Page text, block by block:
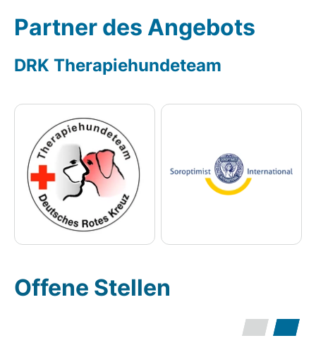
Partner des Angebots
DRK Therapiehundeteam
Offene Stellen